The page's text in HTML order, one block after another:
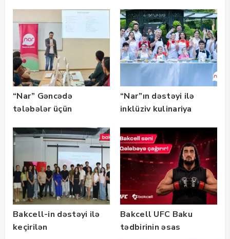
təqaüd proqramının
qalibləri ilə görüş
keçirib
“Nar” Gəncədə
tələbələr üçün
təlimləri təşkil edib
“Nar”ın dəstəyi ilə
inklüziv kulinariya
keçirilib — Fotolar
Bakcell-in dəstəyi ilə
keçirilən
Bakcell UFC Baku
tədbirinin əsas